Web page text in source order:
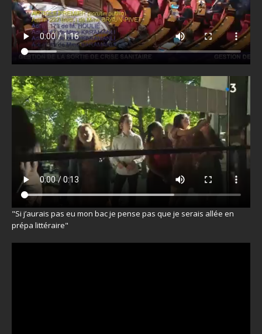
"Si j’aurais pas eu mon bac je pense pas que je serais allée en
prépa littéraire"